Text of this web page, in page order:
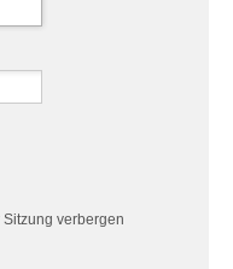
verbergen